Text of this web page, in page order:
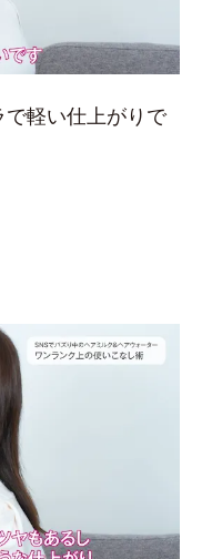
軽い仕上がりで